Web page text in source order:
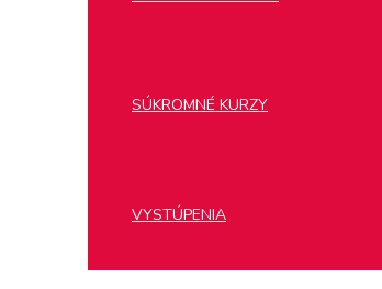
SÚKROMNÉ KURZY
VYSTÚPENIA